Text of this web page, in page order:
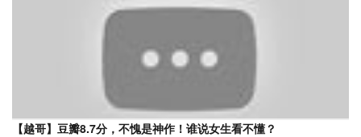
【越哥】豆瓣8.7分，不愧是神作！谁说女生看不懂？